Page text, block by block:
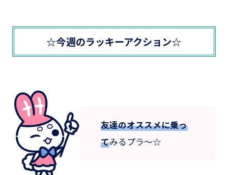
☆今週のラッキーアクション☆
友達のオススメに乗っ
てみるプラ～☆